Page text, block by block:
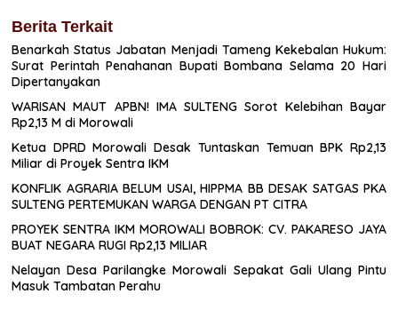
Berita Terkait
Benarkah Status Jabatan Menjadi Tameng Kekebalan Hukum:
Surat Perintah Penahanan Bupati Bombana Selama 20 Hari
Dipertanyakan
WARISAN MAUT APBN! IMA SULTENG Sorot Kelebihan Bayar
Rp2,13 M di Morowali
Ketua DPRD Morowali Desak Tuntaskan Temuan BPK Rp2,13
Miliar di Proyek Sentra IKM
KONFLIK AGRARIA BELUM USAI, HIPPMA BB DESAK SATGAS PKA
SULTENG PERTEMUKAN WARGA DENGAN PT CITRA
PROYEK SENTRA IKM MOROWALI BOBROK: CV. PAKARESO JAYA
BUAT NEGARA RUGI Rp2,13 MILIAR
Nelayan Desa Parilangke Morowali Sepakat Gali Ulang Pintu
Masuk Tambatan Perahu